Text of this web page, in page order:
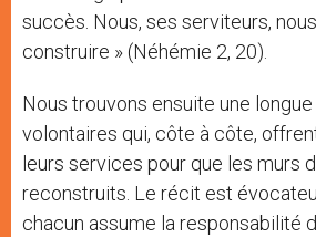
succès. Nous, ses serviteurs,
construire » (Néhémie 2, 20).
Nous trouvons ensuite une
volontaires qui, côte à côte,
leurs services pour que les murs
reconstruits. Le récit est
chacun assume la responsabilité